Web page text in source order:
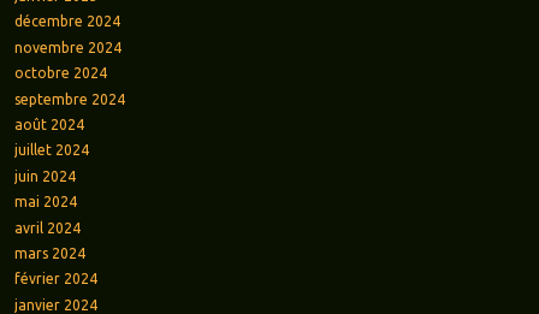
décembre 2024
novembre 2024
octobre 2024
septembre 2024
août 2024
juillet 2024
juin 2024
mai 2024
avril 2024
mars 2024
février 2024
janvier 2024